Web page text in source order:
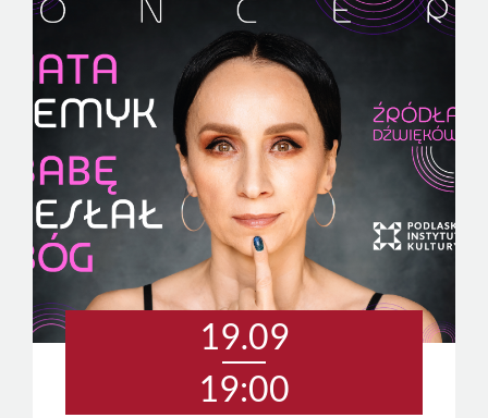
19.09
19:00